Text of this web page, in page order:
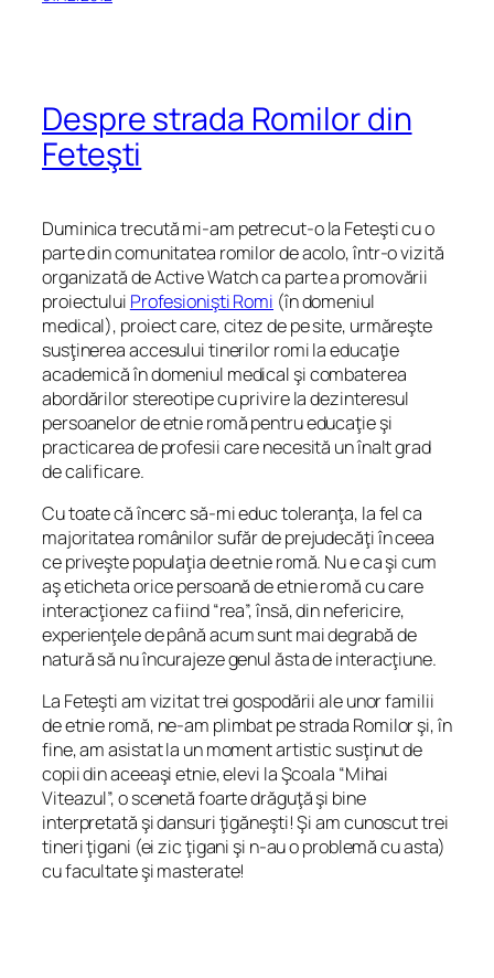
Despre strada Romilor din
Feteşti
Duminica trecută mi-am petrecut-o la Feteşti cu o
parte din comunitatea romilor de acolo, într-o vizită
organizată de Active Watch ca parte a promovării
proiectului Profesionişti Romi (în domeniul
medical), proiect care, citez de pe site, urmăreşte
susţinerea accesului tinerilor romi la educaţie
academică în domeniul medical şi combaterea
abordărilor stereotipe cu privire la dezinteresul
persoanelor de etnie romă pentru educaţie şi
practicarea de profesii care necesită un înalt grad
de calificare.
Cu toate că încerc să-mi educ toleranţa, la fel ca
majoritatea românilor sufăr de prejudecăţi în ceea
ce priveşte populaţia de etnie romă. Nu e ca şi cum
aş eticheta orice persoană de etnie romă cu care
interacţionez ca fiind “rea”, însă, din nefericire,
experienţele de până acum sunt mai degrabă de
natură să nu încurajeze genul ăsta de interacţiune.
La Feteşti am vizitat trei gospodării ale unor familii
de etnie romă, ne-am plimbat pe strada Romilor şi, în
fine, am asistat la un moment artistic susţinut de
copii din aceeaşi etnie, elevi la Şcoala “Mihai
Viteazul”, o scenetă foarte drăguţă şi bine
interpretată şi dansuri ţigăneşti! Şi am cunoscut trei
tineri ţigani (ei zic ţigani şi n-au o problemă cu asta)
cu facultate şi masterate!